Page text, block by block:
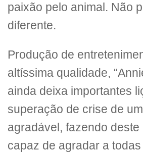
paixão pelo animal. Não
diferente.
Produção de
altíssima qualidade,
ainda deixa importantes
superação de crise de
agradável, fazendo
capaz de agradar a